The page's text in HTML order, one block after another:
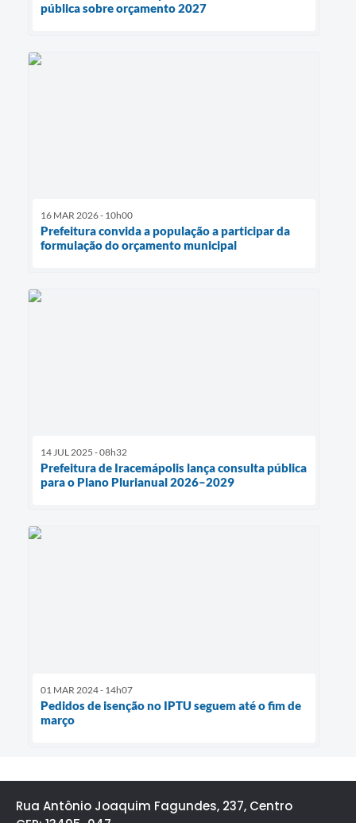
pública sobre orçamento 2027
16 MAR 2026 - 10h00
Prefeitura convida a população a participar da
formulação do orçamento municipal
14 JUL 2025 - 08h32
Prefeitura de Iracemápolis lança consulta pública
para o Plano Plurianual 2026–2029
01 MAR 2024 - 14h07
Pedidos de isenção no IPTU seguem até o fim de
março
Rua Antônio Joaquim Fagundes, 237, Centro